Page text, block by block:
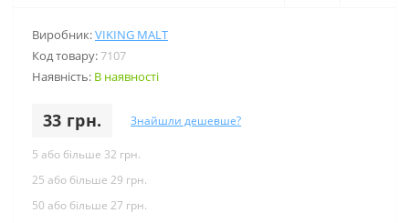
Виробник:VIKING MALT
Код товару:7107
Наявність: В наявності
33 грн. Знайшли дешевше?
5 або більше 32 грн.
25 або більше 29 грн.
50 або більше 27 грн.